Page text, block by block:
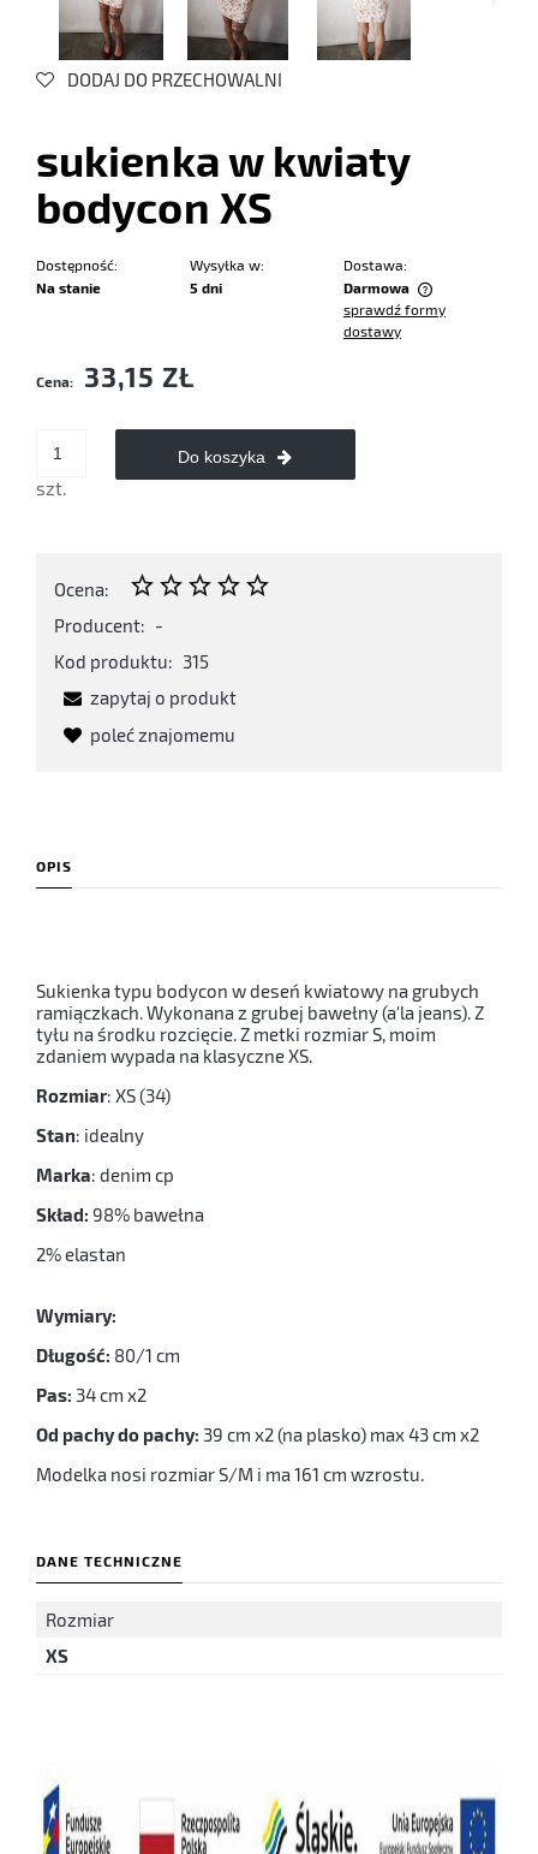
DODAJ DO PRZECHOWALNI
sukienka w kwiaty
bodycon XS
Dostępność:
Na stanie
Wysyłka w:
5 dni
Dostawa:
Darmowa
Cena nie zawiera ewentualnych kosztów płatności
sprawdź formy
dostawy
Cena: 33,15 ZŁ
szt.
Do koszyka
Ocena:
Producent: -
Kod produktu: 315
zapytaj o produkt
poleć znajomemu
OPIS
Sukienka typu bodycon w deseń kwiatowy na grubych
ramiączkach. Wykonana z grubej bawełny (a'la jeans). Z
tyłu na środku rozcięcie. Z metki rozmiar S, moim
zdaniem wypada na klasyczne XS.
Rozmiar: XS (34)
Stan: idealny
Marka: denim cp
Skład: 98% bawełna
2% elastan
Wymiary:
Długość: 80/1 cm
Pas: 34 cm x2
Od pachy do pachy: 39 cm x2 (na plasko) max 43 cm x2
Modelka nosi rozmiar S/M i ma 161 cm wzrostu.
DANE TECHNICZNE
Rozmiar
XS